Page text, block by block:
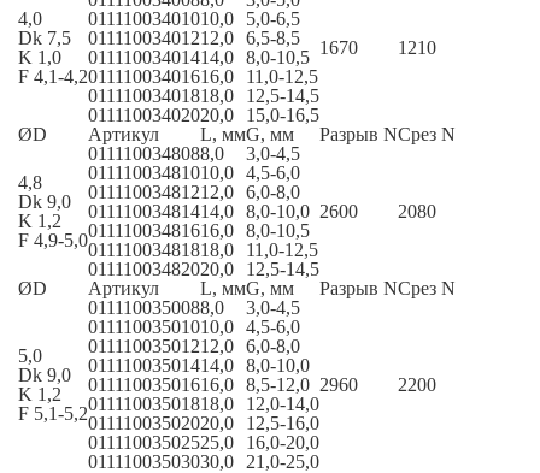
4,0
Dk 7,5
K 1,0
F 4,1-4,2
1670 1210
01111003401010,0
5,0-6,5
01111003401212,0 6,5-8,5
01111003401414,0 8,0-10,5
01111003401616,0
11,0-12,5
01111003401818,0
12,5-14,5
01111003402020,0
15,0-16,5
ØD
Артикул L, ммG, мм Разрыв NСрез N
4,8
Dk 9,0
K 1,2
F 4,9-5,0
0111100348088,0 3,0-4,5
2600 2080
01111003481010,0 4,5-6,0
01111003481212,0 6,0-8,0
01111003481414,0 8,0-10,0
01111003481616,0 8,0-10,5
01111003481818,0
11,0-12,5
01111003482020,0
12,5-14,5
ØD
Артикул L, ммG, мм Разрыв NСрез N
5,0
Dk 9,0
K 1,2
F 5,1-5,2
0111100350088,0 3,0-4,5
2960 2200
01111003501010,0 4,5-6,0
01111003501212,0 6,0-8,0
01111003501414,0 8,0-10,0
01111003501616,0 8,5-12,0
01111003501818,0
12,0-14,0
01111003502020,0
12,5-16,0
01111003502525,0
16,0-20,0
01111003503030,0 21,0-25,0